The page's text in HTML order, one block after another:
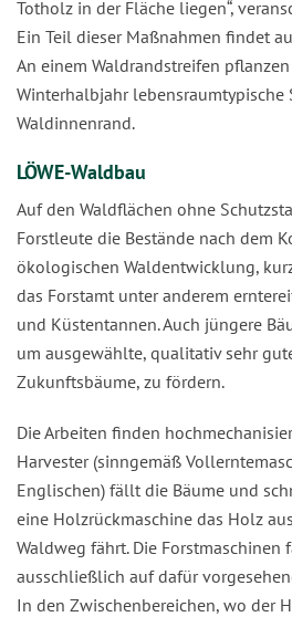
Totholz in der Fläche liegen“,
Ein Teil dieser Maßnahmen findet
An einem Waldrandstreifen
Winterhalbjahr lebensraumtypische
Waldinnenrand.
LÖWE-Waldbau
Auf den Waldflächen ohne
Forstleute die Bestände nach dem
ökologischen Waldentwicklung,
das Forstamt unter anderem
und Küstentannen. Auch jüngere
um ausgewählte, qualitativ sehr
Zukunftsbäume, zu fördern.
Die Arbeiten finden
Harvester (sinngemäß
Englischen) fällt die Bäume und
eine Holzrückmaschine das Holz
Waldweg fährt. Die Forstmaschinen
ausschließlich auf dafür
In den Zwischenbereichen, wo der